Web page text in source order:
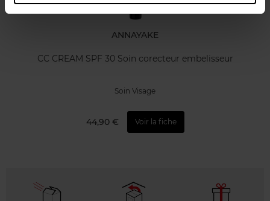
ANNAYAKE
CC CREAM SPF 30 Soin corecteur embelisseur
Soin Visage
44,90 € Voir la fiche